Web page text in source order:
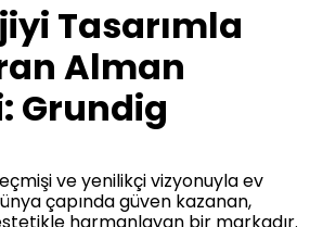
Tasarımla
Alman
Grundig
ve yenilikçi vizyonuyla ev
çapında güven kazanan,